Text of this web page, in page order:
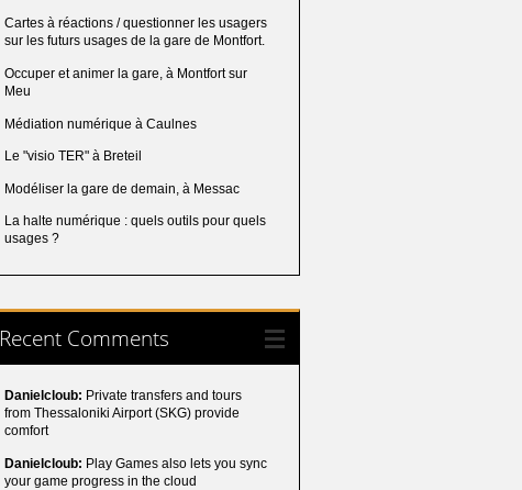
Cartes à réactions / questionner les usagers
sur les futurs usages de la gare de Montfort.
Occuper et animer la gare, à Montfort sur
Meu
Médiation numérique à Caulnes
Le "visio TER" à Breteil
Modéliser la gare de demain, à Messac
La halte numérique : quels outils pour quels
usages ?
Recent Comments
Danielcloub: Private transfers and tours
from Thessaloniki Airport (SKG) provide
comfort
Danielcloub: Play Games also lets you sync
your game progress in the cloud